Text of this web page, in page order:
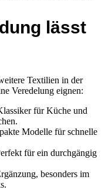
lässt
Textilien in der
Veredelung eignen:
für Küche und
Modelle für schnelle
für ein durchgängig
besonders im